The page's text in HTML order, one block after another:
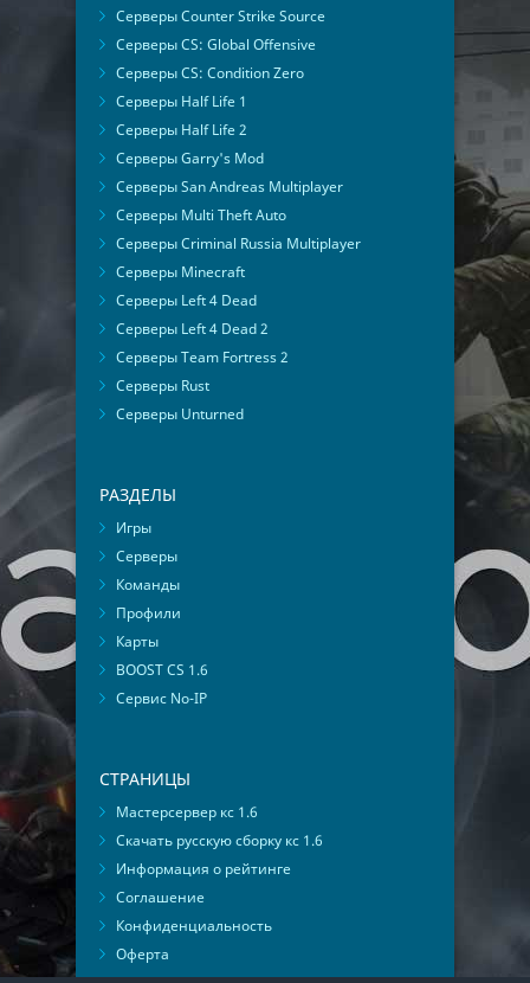
Серверы Counter Strike Source
Серверы CS: Global Offensive
Серверы CS: Condition Zero
Серверы Half Life 1
Серверы Half Life 2
Серверы Garry's Mod
Серверы San Andreas Multiplayer
Серверы Multi Theft Auto
Серверы Criminal Russia Multiplayer
Серверы Minecraft
Серверы Left 4 Dead
Серверы Left 4 Dead 2
Серверы Team Fortress 2
Серверы Rust
Серверы Unturned
РАЗДЕЛЫ
Игры
Серверы
Команды
Профили
Карты
BOOST CS 1.6
Сервис No-IP
СТРАНИЦЫ
Мастерсервер кс 1.6
Скачать русскую сборку кс 1.6
Информация о рейтинге
Соглашение
Конфиденциальность
Оферта